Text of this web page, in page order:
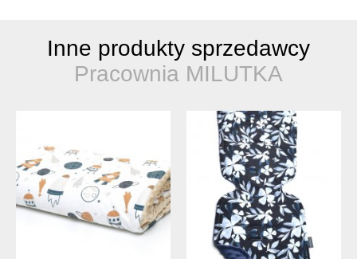
Inne produkty sprzedawcy
Pracownia MILUTKA